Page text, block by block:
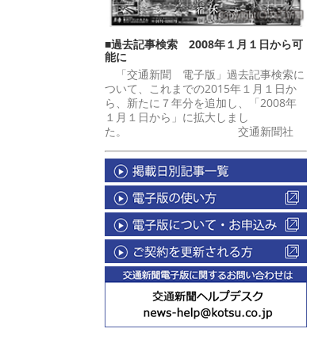
■過去記事検索 2008年１月１日から可
能に
「交通新聞 電子版」過去記事検索に
ついて、これまでの2015年１月１日か
ら、新たに７年分を追加し、「2008年
１月１日から」に拡大しまし
た。 交通新聞社